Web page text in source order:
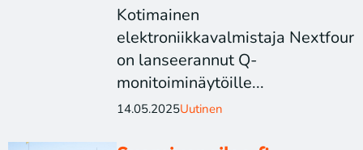
Kotimainen
elektroniikkavalmistaja Nextfour
on lanseerannut Q-
monitoiminäytöille...
14.05.2025Uutinen